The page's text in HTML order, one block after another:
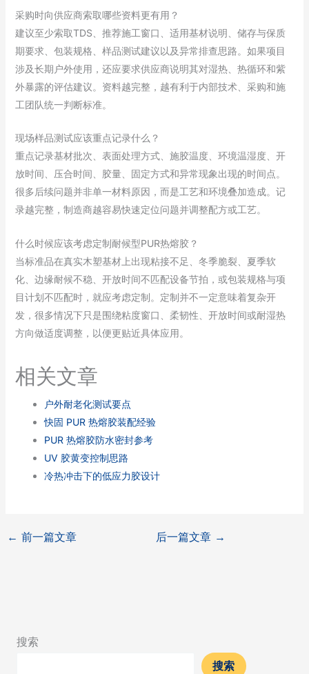
采购时向供应商索取哪些资料更有用？
建议至少索取TDS、推荐施工窗口、适用基材说明、储存与保质
期要求、包装规格、样品测试建议以及异常排查思路。如果项目
涉及长期户外使用，还应要求供应商说明其对湿热、热循环和紫
外暴露的评估建议。资料越完整，越有利于内部技术、采购和施
工团队统一判断标准。
现场样品测试应该重点记录什么？
重点记录基材批次、表面处理方式、施胶温度、环境温湿度、开
放时间、压合时间、胶量、固定方式和异常现象出现的时间点。
很多后续问题并非单一材料原因，而是工艺和环境叠加造成。记
录越完整，制造商越容易快速定位问题并调整配方或工艺。
什么时候应该考虑定制耐候型PUR热熔胶？
当标准品在真实木塑基材上出现粘接不足、冬季脆裂、夏季软
化、边缘耐候不稳、开放时间不匹配设备节拍，或包装规格与项
目计划不匹配时，就应考虑定制。定制并不一定意味着复杂开
发，很多情况下只是围绕粘度窗口、柔韧性、开放时间或耐湿热
方向做适度调整，以便更贴近具体应用。
相关文章
户外耐老化测试要点
快固 PUR 热熔胶装配经验
PUR 热熔胶防水密封参考
UV 胶黄变控制思路
冷热冲击下的低应力胶设计
← 前一篇文章 后一篇文章 →
搜索
搜索